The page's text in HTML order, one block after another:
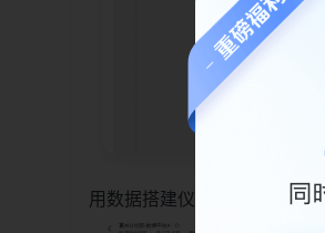
用数据搭建仪表盘，长这样👇